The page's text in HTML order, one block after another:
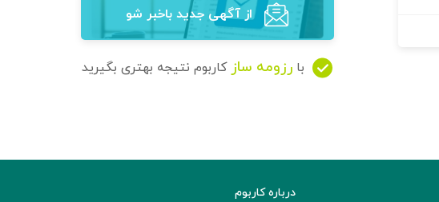
از آگهی‌ جدید باخبر شو
با رزومه ساز کاربوم نتیجه بهتری بگیرید
درباره کاربوم